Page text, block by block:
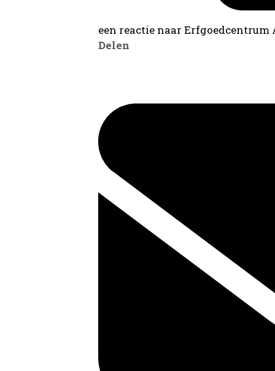
een reactie naar
Delen